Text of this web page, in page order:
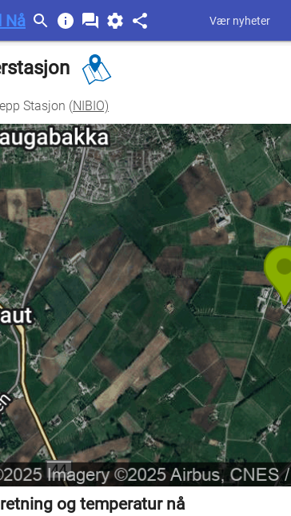
Nå Vær nyheter
Stasjon (NIBIO)
og temperatur nå